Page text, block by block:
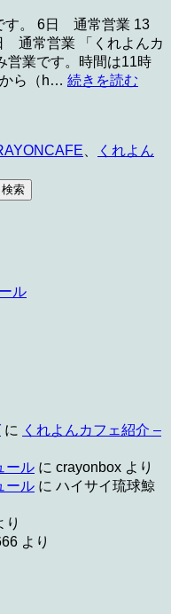
す。 6日 通常営業 13
常営業 「くれよんカ
営業です。時間は11時
ら（h… 続きを読む
くれよん
ル
に くれよんカフェ紹介 –
ール に crayonbox より
ール に ハイサイ琉球鯨
り
より